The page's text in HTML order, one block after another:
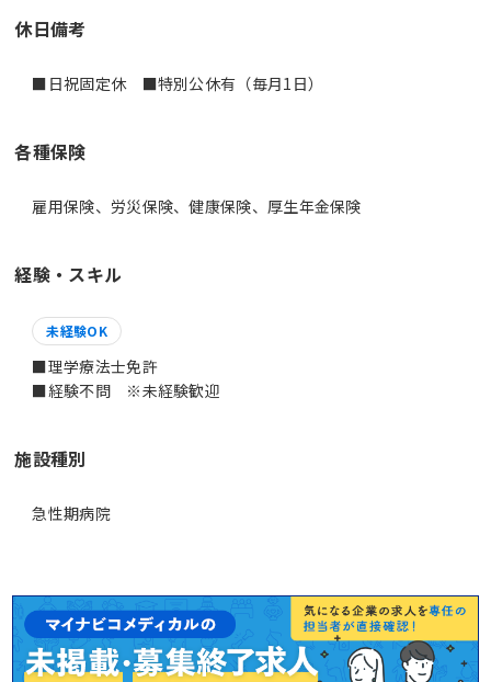
休日備考
■日祝固定休 ■特別公休有（毎月1日）
各種保険
雇用保険、労災保険、健康保険、厚生年金保険
経験・スキル
未経験OK
■理学療法士免許
■経験不問 ※未経験歓迎
施設種別
急性期病院